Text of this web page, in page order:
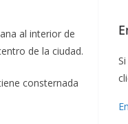
al interior de
de la ciudad.
consternada